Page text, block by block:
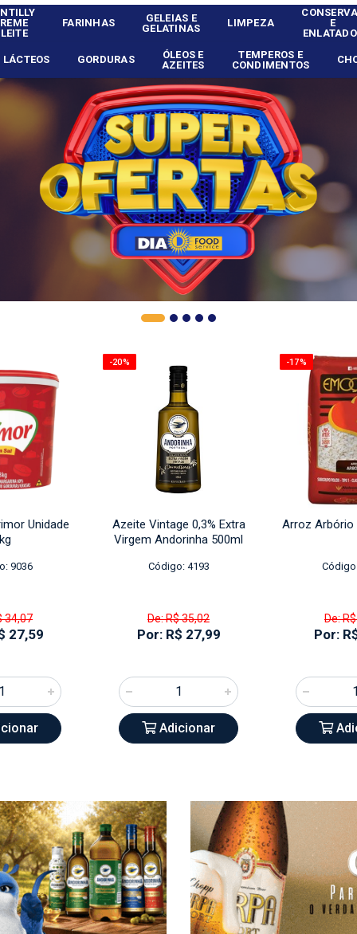
FARINHAS
GELEIAS E
GELATINAS
LIMPEZA
E
LÁCTEOS GORDURAS
ÓLEOS E
AZEITES
TEMPEROS E
CONDIMENTOS
Unidade
9036
34,07
27,59
-20%
Azeite Vintage 0,3% Extra
Virgem Andorinha 500ml
Código: 4193
De: R$ 35,02
Por: R$ 27,99
Adicionar
-17%
Arroz Arbório
De:
Por: